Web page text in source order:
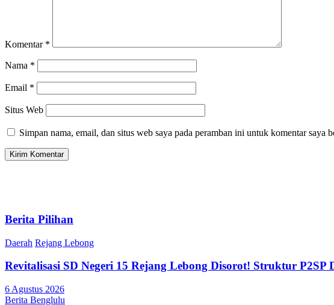
Komentar *
Nama *
Email *
Situs Web
Simpan nama, email, dan situs web saya pada peramban ini untuk komentar saya
Berita Pilihan
Daerah Rejang Lebong
Revitalisasi SD Negeri 15 Rejang Lebong Disorot! Struktur
6 Agustus 2026
Berita Benglulu